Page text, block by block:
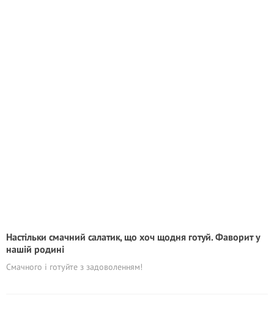
Настільки смачний салатик, що хоч щодня готуй. Фаворит у
нашій родині
Смачного і готуйте з задоволенням!